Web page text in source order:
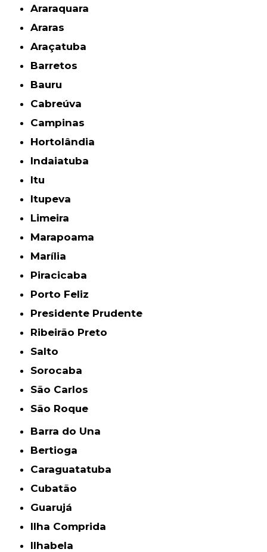
Araraquara
Araras
Araçatuba
Barretos
Bauru
Cabreúva
Campinas
Hortolândia
Indaiatuba
Itu
Itupeva
Limeira
Marapoama
Marília
Piracicaba
Porto Feliz
Presidente Prudente
Ribeirão Preto
Salto
Sorocaba
São Carlos
São Roque
Barra do Una
Bertioga
Caraguatatuba
Cubatão
Guarujá
Ilha Comprida
Ilhabela